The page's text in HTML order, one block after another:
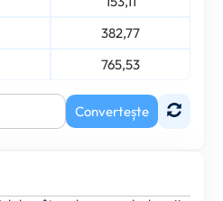
382,77
765,53
Convertește